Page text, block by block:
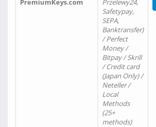
PremiumKeys.com
Przelewy24,
Safetypay,
SEPA,
Banktransfer)
/ Perfect
Money /
Bitpay / Skrill
/ Credit card
(Japan Only) /
Neteller /
Local
Methods
(25+
methods)